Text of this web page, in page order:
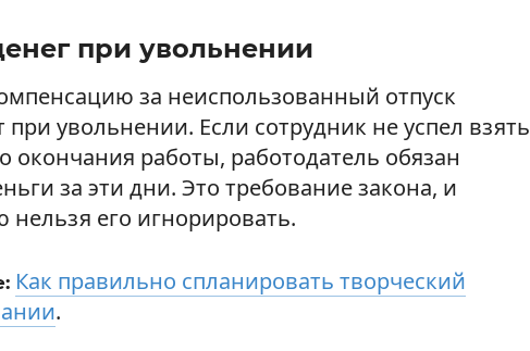
при увольнении
за неиспользованный отпуск
увольнении. Если сотрудник не успел взять
окончания работы, работодатель обязан
за эти дни. Это требование закона, и
нельзя его игнорировать.
Как правильно спланировать творческий
.